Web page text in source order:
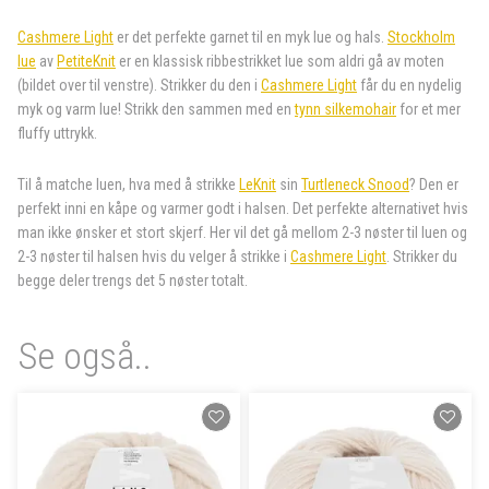
Cashmere Light er det perfekte garnet til en myk lue og hals. Stockholm
lue av PetiteKnit er en klassisk ribbestrikket lue som aldri gå av moten
(bildet over til venstre). Strikker du den i Cashmere Light får du en nydelig
myk og varm lue! Strikk den sammen med entynn silkemohair for et mer
fluffy uttrykk.
Til å matche luen, hva med å strikke LeKnit sin Turtleneck Snood? Den er
perfekt inni en kåpe og varmer godt i halsen. Det perfekte alternativet hvis
man ikke ønsker et stort skjerf. Her vil det gå mellom 2-3 nøster til luen og
2-3 nøster til halsen hvis du velger å strikke i Cashmere Light . Strikker du
begge deler trengs det 5 nøster totalt.
Se også..